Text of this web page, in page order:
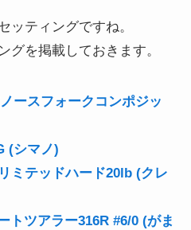
ッティングですね。
グを掲載しておきます。
ースフォークコンポジッ
(シマノ)
ミテッドハード20lb (クレ
トツアラー316R #6/0 (がま